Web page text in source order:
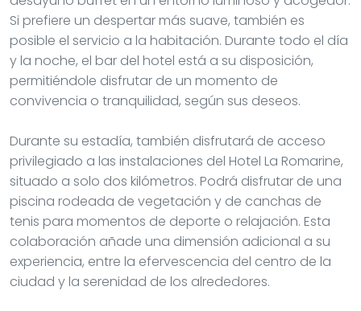
Si prefiere un despertar más suave, también es
posible el servicio a la habitación. Durante todo el día
y la noche, el bar del hotel está a su disposición,
permitiéndole disfrutar de un momento de
convivencia o tranquilidad, según sus deseos.
Durante su estadía, también disfrutará de acceso
privilegiado a las instalaciones del Hotel La Romarine,
situado a solo dos kilómetros. Podrá disfrutar de una
piscina rodeada de vegetación y de canchas de
tenis para momentos de deporte o relajación. Esta
colaboración añade una dimensión adicional a su
experiencia, entre la efervescencia del centro de la
ciudad y la serenidad de los alrededores.